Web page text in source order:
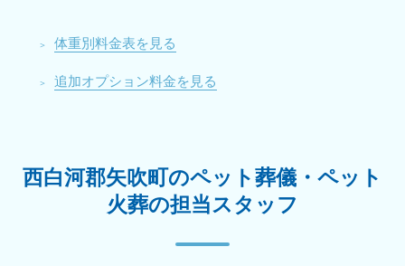
体重別料金表を見る
追加オプション料金を見る
西白河郡矢吹町のペット葬儀・ペット
火葬の担当スタッフ